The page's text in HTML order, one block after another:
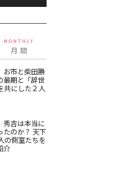
MONTHLY
月 間
お市と柴田勝
最期と「辞世
にした２人
秀吉は本当に
たのか？ 天下
の側室たちを
介